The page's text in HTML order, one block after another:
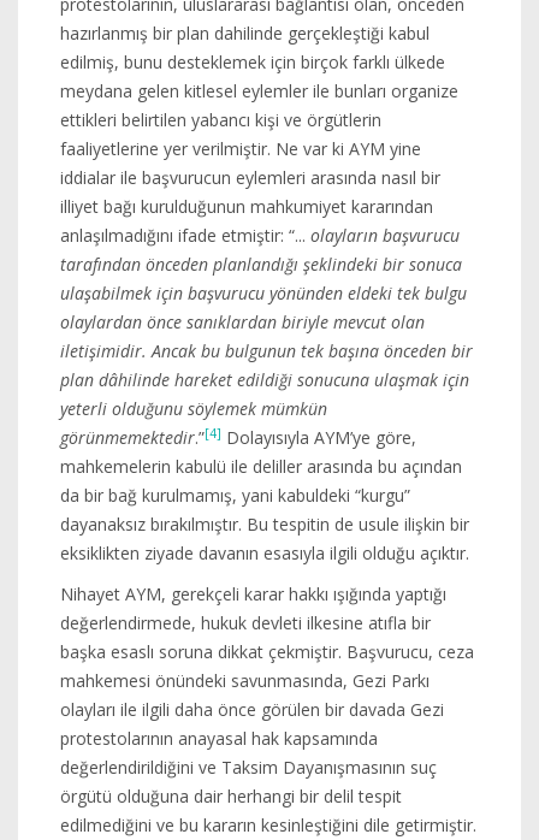
hazırlanmış bir plan dahilinde gerçekleştiği kabul
edilmiş, bunu desteklemek için birçok farklı ülkede
meydana gelen kitlesel eylemler ile bunları organize
ettikleri belirtilen yabancı kişi ve örgütlerin
faaliyetlerine yer verilmiştir. Ne var ki AYM yine
iddialar ile başvurucun eylemleri arasında nasıl bir
illiyet bağı kurulduğunun mahkumiyet kararından
anlaşılmadığını ifade etmiştir: “... olayların başvurucu
tarafından önceden planlandığı şeklindeki bir sonuca
ulaşabilmek için başvurucu yönünden eldeki tek bulgu
olaylardan önce sanıklardan biriyle mevcut olan
iletişimidir. Ancak bu bulgunun tek başına önceden bir
plan dâhilinde hareket edildiği sonucuna ulaşmak için
yeterli olduğunu söylemek mümkün
görünmemektedir.”[4] Dolayısıyla AYM’ye göre,
mahkemelerin kabulü ile deliller arasında bu açından
da bir bağ kurulmamış, yani kabuldeki “kurgu”
dayanaksız bırakılmıştır. Bu tespitin de usule ilişkin bir
eksiklikten ziyade davanın esasıyla ilgili olduğu açıktır.
Nihayet AYM, gerekçeli karar hakkı ışığında yaptığı
değerlendirmede, hukuk devleti ilkesine atıfla bir
başka esaslı soruna dikkat çekmiştir. Başvurucu, ceza
mahkemesi önündeki savunmasında, Gezi Parkı
olayları ile ilgili daha önce görülen bir davada Gezi
protestolarının anayasal hak kapsamında
değerlendirildiğini ve Taksim Dayanışmasının suç
örgütü olduğuna dair herhangi bir delil tespit
edilmediğini ve bu kararın kesinleştiğini dile getirmiştir.